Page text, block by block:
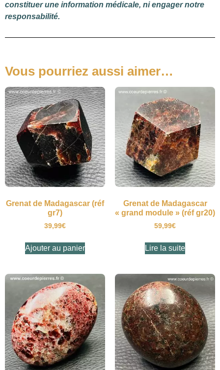
constituer une information médicale, ni engager notre
responsabilité.
Vous pourriez aussi aimer…
Grenat de Madagascar (réf
gr7)
39,99€
Ajouter au panier
Grenat de Madagascar
« grand module » (réf gr20)
59,99€
Lire la suite